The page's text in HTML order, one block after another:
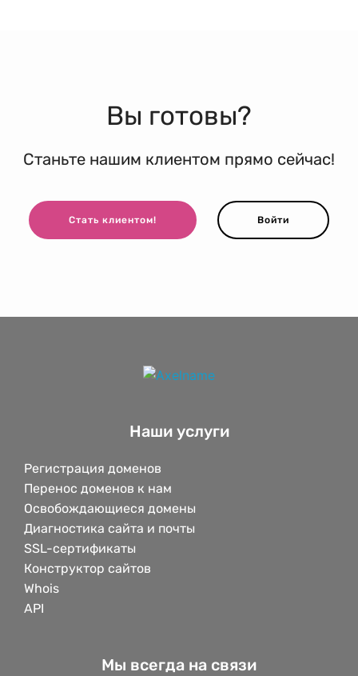
Вы готовы?
Станьте нашим клиентом прямо сейчас!
Стать клиентом! Войти
Наши услуги
Регистрация доменов
Перенос доменов к нам
Освобождающиеся домены
Диагностика сайта и почты
SSL-сертификаты
Конструктор сайтов
Whois
API
Мы всегда на связи